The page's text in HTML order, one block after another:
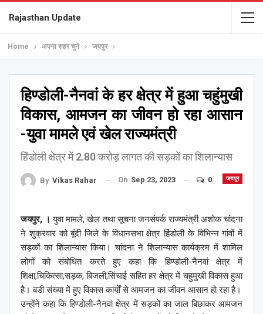
Rajasthan Update
Home अपना शहर चुने जयपुर
हिण्डोली-नैनवां के हर क्षेत्र में हुआ चहुंमुखी
विकास, आमजन का जीवन हो रहा आसान
-युवा मामले एवं खेल राज्यमंत्री
हिंडोली क्षेत्र में 2.80 करोड़ लागत की सड़कों का शिलान्यास
जयपुर
By Vikas Rahar On Sep 23, 2023 0
जयपुर, । युवा मामले, खेल तथा सूचना जनसंपर्क राज्यमंत्री अशोक चांदना
ने शुक्रवार को बूंदी जिले के विधानसभा क्षेत्र हिंडोली के विभिन्न गांवों में
सड़कों का शिलान्यास किया। चांदना ने शिलान्यास कार्यक्रम में शामिल
लोगों को संबोधित करते हुए कहा कि हिण्डोली-नैनवां क्षेत्र में
शिक्षा,चिकित्सा,सड़क, बिजली,सिंचाई सहित हर क्षेत्र में चहुमुखी विकास हुआ
है। बडी संख्या में हुए विकास कार्यों से आमजन का जीवन आसान हो रहा है।
उन्होंने कहा कि हिण्डोली-नैनवां क्षेत्र में सड़कों का जाल बिछाकर आमजन